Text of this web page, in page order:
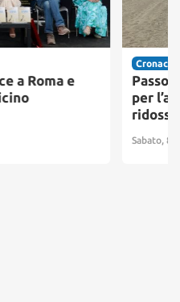
a Roma e
Cronaca
per
Sabato, 8